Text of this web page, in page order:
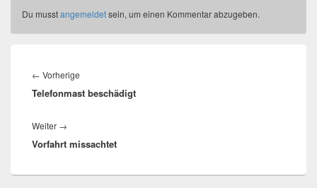
Du musstangemeldetsein, um einen Kommentar abzugeben.
← Vorherige
Beitrag:
Telefonmast beschädigt
Weiter →
Beitrag:
Vorfahrt missachtet